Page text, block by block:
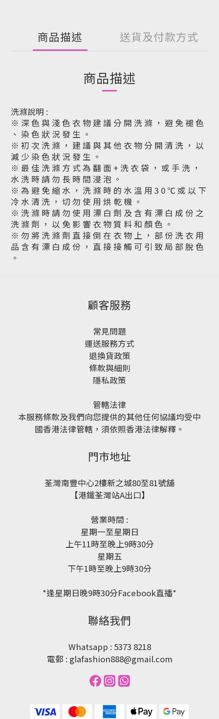
商品描述 送貨及付款方式
商品描述
洗滌說明 :
※ 深 色 與 淺 色 衣 物 建 議 分 開 洗 滌 ， 避 免 褪 色
、 染 色 狀 況 發 生 。
※ 初 次 洗 滌 ， 建 議 與 其 他 衣 物 分 開 清 洗 ， 以
減 少 染 色 狀 況 發 生 。
※ 最 佳 洗 滌 方 式 為 翻 面 + 洗 衣 袋 ， 或 手 洗 ，
水 洗 時 請 勿 長 時 間 浸 泡 。
※ 為 避 免 縮 水 ， 洗 滌 時 的 水 溫 用 3 0 ℃ 或 以 下
冷 水 清 洗 ， 切 勿 使 用 烘 乾 機 。
※ 洗 滌 時 請 勿 使 用 漂 白 劑 及 含 有 漂 白 成 份 之
洗 滌 劑 ， 以 免 影 響 衣 物 質 料 和 顏 色 。
※ 勿 將 洗 滌 劑 直 接 倒 在 衣 物 上 ， 部 份 洗 衣 用
品 含 有 漂 白 成 份 ， 直 接 接 觸 可 引 致 局 部 脫 色
。
顧客服務
常見問題
運送服務方式
退換貨政策
條款與細則
隱私政策
管轄法律
本服務條款及我們向您提供的其他任何協議均受中
國香港法律管轄，須依照香港法律解釋。
門市地址
荃灣南豐中心2樓新之城80至81號舖
【港鐵荃灣站A出口】
營業時間 :
星期一至星期日
上午11時至晚上9時30分
星期五
下午1時至晚上9時30分
*逢星期日晚9時30分Facebook直播*
聯絡我們
Whatsapp : 5373 8218
電郵 : glafashion888@gmail.com